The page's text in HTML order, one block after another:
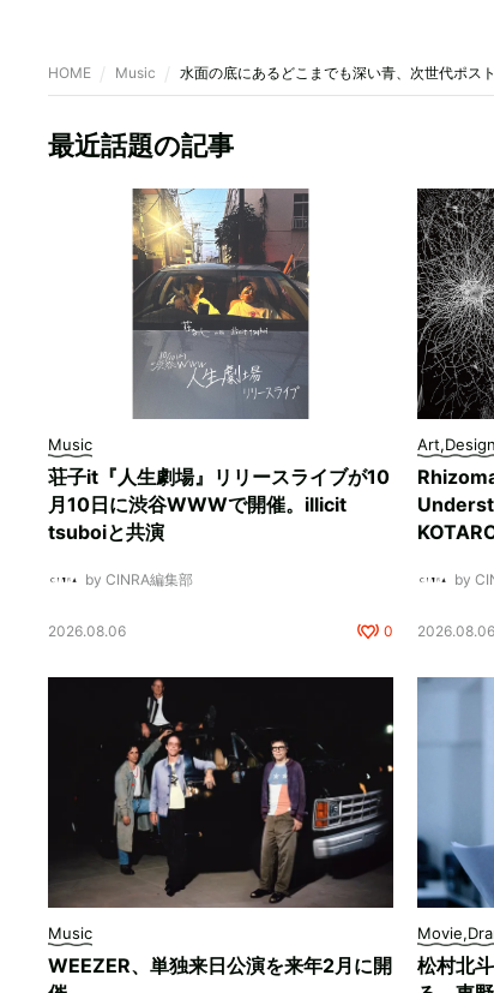
HOME Music 水面の底にあるどこまでも深い青、次世代ポス
最近話題の記事
Music
荘子it『人生劇場』リリースライブが10
月10日に渋谷WWWで開催。illicit
tsuboiと共演
by CINRA編集部
2026.08.06 0
Art,Design
by
2026.08.06
Music
WEEZER、単独来日公演を来年2月に開
松村北